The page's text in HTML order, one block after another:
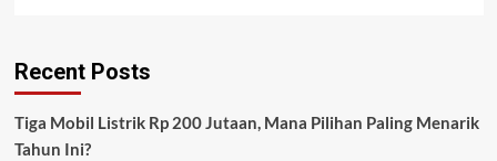
BYD
Konten
Recent Posts
Tiga Mobil Listrik Rp 200 Jutaan, Mana Pilihan Paling Menarik
Tahun Ini?